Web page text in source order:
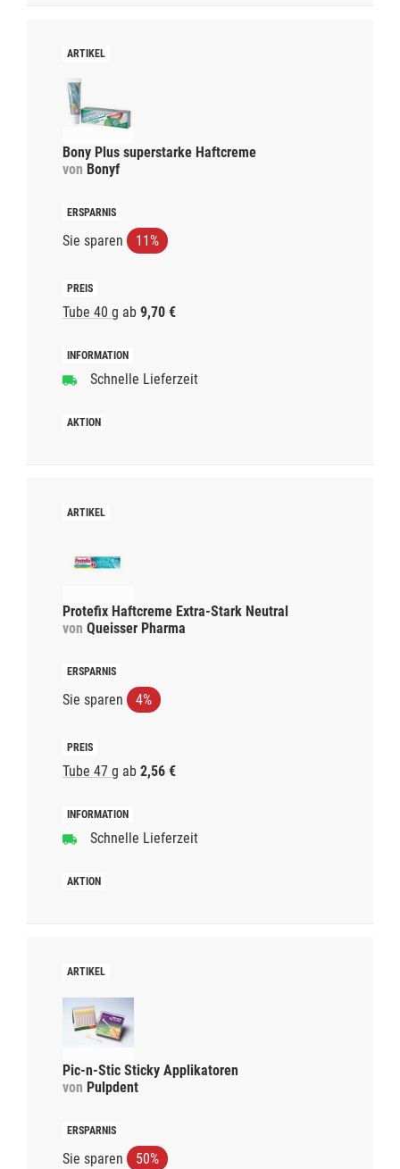
Bony Plus superstarke Haftcreme
von Bonyf
Sie sparen 11%
Tube 40 g ab 9,70 €
Schnelle Lieferzeit
Protefix Haftcreme Extra-Stark Neutral
von Queisser Pharma
Sie sparen 4%
Tube 47 g ab 2,56 €
Schnelle Lieferzeit
Pic-n-Stic Sticky Applikatoren
von Pulpdent
Sie sparen 50%